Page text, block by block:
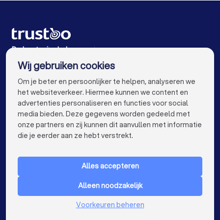
Rijscholen in Groningen
Rijscholen in Breda
Rijscholen in Nijmegen
Rijscholen in Enschede
Rijscholen in Arnhem
Rijscholen in Amersfoort
Rijscholen in Den Bosch
Rijscholen in Maastricht
Rijscholen in Leiden
Rijscholen in Dordrecht
Rijscholen bij jou in de buurt
De beste rijscholen voor jou
VOOR PARTICULIEREN keyboard_arrow_down
Nederland
Wij gebruiken cookies
Om je beter en persoonlijker te helpen, analyseren we
het websiteverkeer. Hiermee kunnen we content en
advertenties personaliseren en functies voor social
media bieden. Deze gegevens worden gedeeld met
onze partners en zij kunnen dit aanvullen met informatie
die je eerder aan ze hebt verstrekt.
Alles accepteren
Alleen noodzakelijk
Voorkeuren beheren